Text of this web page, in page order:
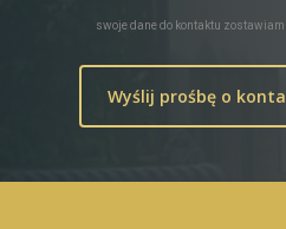
swoje dane do kontaktu